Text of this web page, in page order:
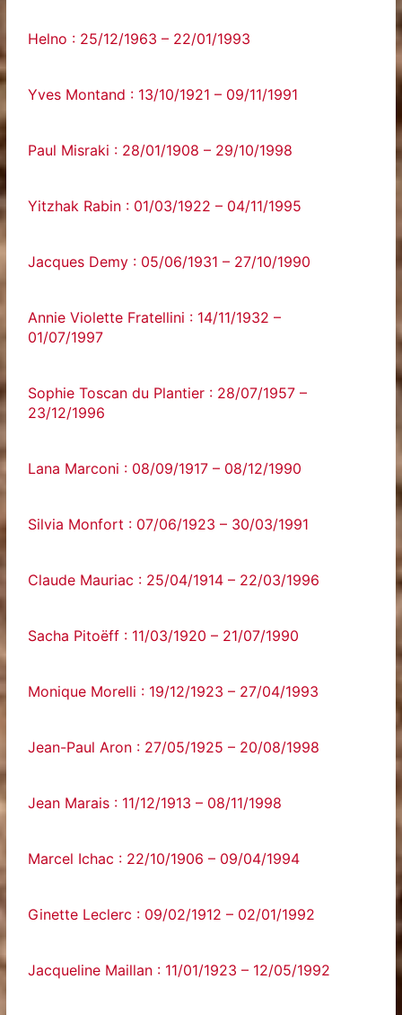
Helno : 25/12/1963 – 22/01/1993
Yves Montand : 13/10/1921 – 09/11/1991
Paul Misraki : 28/01/1908 – 29/10/1998
Yitzhak Rabin : 01/03/1922 – 04/11/1995
Jacques Demy : 05/06/1931 – 27/10/1990
Annie Violette Fratellini : 14/11/1932 –
01/07/1997
Sophie Toscan du Plantier : 28/07/1957 –
23/12/1996
Lana Marconi : 08/09/1917 – 08/12/1990
Silvia Monfort : 07/06/1923 – 30/03/1991
Claude Mauriac : 25/04/1914 – 22/03/1996
Sacha Pitoëff : 11/03/1920 – 21/07/1990
Monique Morelli : 19/12/1923 – 27/04/1993
Jean-Paul Aron : 27/05/1925 – 20/08/1998
Jean Marais : 11/12/1913 – 08/11/1998
Marcel Ichac : 22/10/1906 – 09/04/1994
Ginette Leclerc : 09/02/1912 – 02/01/1992
Jacqueline Maillan : 11/01/1923 – 12/05/1992